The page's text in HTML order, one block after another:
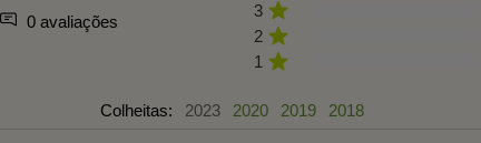
0 avaliações
3
2
1
Colheitas: 2023 2020 2019 2018